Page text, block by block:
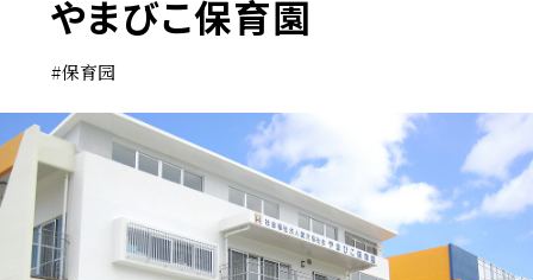
やまびこ保育園
#保育园